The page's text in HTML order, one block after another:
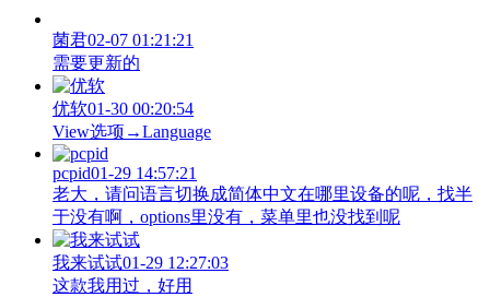
菌君02-07 01:21:21
需要更新的
优软01-30 00:20:54
View‌选项→Language
pcpid01-29 14:57:21
老大，请问语言切换成简体中文在哪里设备的呢，找半
于没有啊，options里没有，菜单里也没找到呢
我来试试01-29 12:27:03
这款我用过，好用